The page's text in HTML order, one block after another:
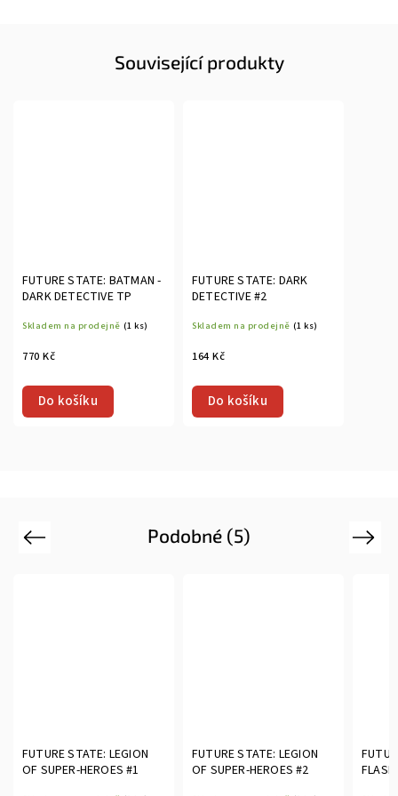
Související produkty
FUTURE STATE: BATMAN -
DARK DETECTIVE TP
Skladem na prodejně (1 ks)
770 Kč
Do košíku
FUTURE STATE: DARK
DETECTIVE #2
Skladem na prodejně (1 ks)
164 Kč
Do košíku
Podobné (5)
Previous
FUTURE STATE: LEGION
OF SUPER-HEROES #1
FUTURE STATE: LEGION
OF SUPER-HEROES #2
Next